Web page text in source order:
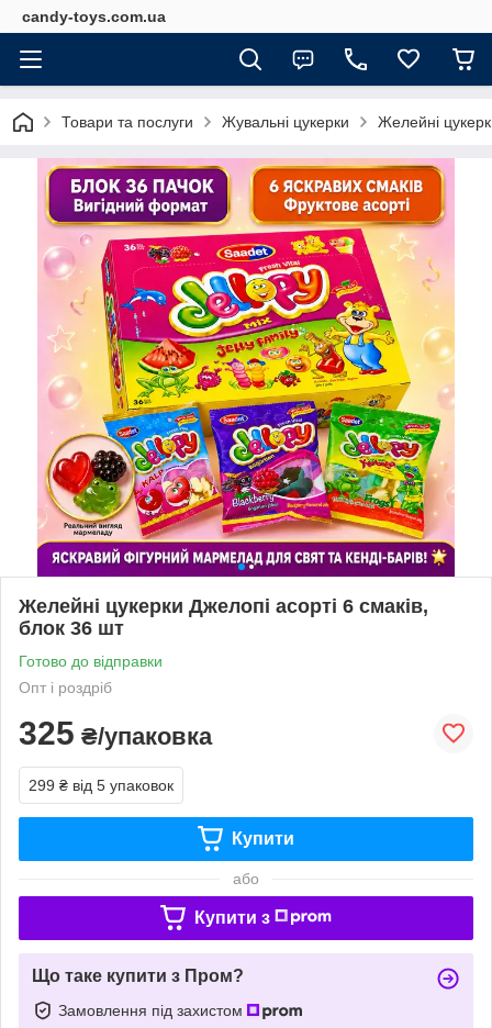
candy-toys.com.ua
Товари та послуги Жувальні цукерки Желейні
Желейні цукерки Джелопі асорті 6 смаків,
блок 36 шт
Готово до відправки
Опт і роздріб
325 ₴/упаковка
299 ₴ від 5 упаковок
Купити
або
Купити з
Що таке купити з Пром?
Замовлення під захистом